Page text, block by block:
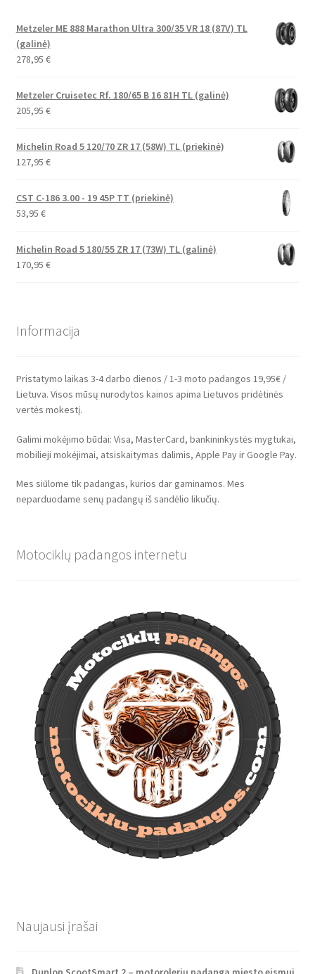
Metzeler ME 888 Marathon Ultra 300/35 VR 18 (87V) TL
(galinė)
278,95 €
Metzeler Cruisetec Rf. 180/65 B 16 81H TL (galinė)
205,95 €
Michelin Road 5 120/70 ZR 17 (58W) TL (priekinė)
127,95 €
CST C-186 3.00 - 19 45P TT (priekinė)
53,95 €
Michelin Road 5 180/55 ZR 17 (73W) TL (galinė)
170,95 €
Informacija
Pristatymo laikas 3-4 darbo dienos / 1-3 moto padangos 19,95€ /
Lietuva. Visos mūsų nurodytos kainos apima Lietuvos pridėtinės
vertės mokestį.
Galimi mokėjimo būdai: Visa, MasterCard, bankininkystės mygtukai,
mobilieji mokėjimai, atsiskaitymas dalimis, Apple Pay ir Google Pay.
Mes siūlome tik padangas, kurios dar gaminamos. Mes
neparduodame senų padangų iš sandėlio likučių.
Motociklų padangos internetu
Naujausi įrašai